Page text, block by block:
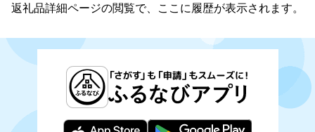
返礼品詳細ページの閲覧で、ここに履歴が表示されます。